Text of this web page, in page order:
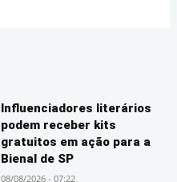
Influenciadores literários
podem receber kits
gratuitos em ação para a
Bienal de SP
08/08/2026 - 07:22